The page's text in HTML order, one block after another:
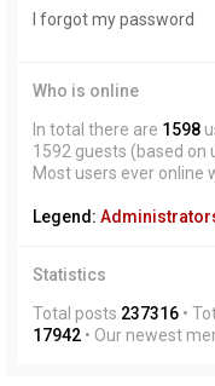
I forgot my password
Who is online
In total there are 1598
1592 guests (based on
Most users ever online
Legend:
Statistics
Total posts 237316 •
17942 • Our newest